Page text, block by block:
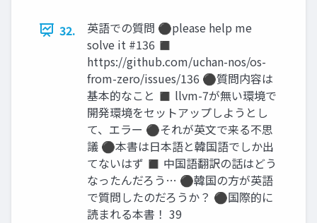
32.
英語での質問 ⚫please help me
solve it #136 ◼
https://github.com/uchan-nos/os-
from-zero/issues/136 ⚫質問内容は
基本的なこと ◼ llvm-7が無い環境で
開発環境をセットアップしようとし
て、エラー ⚫それが英文で来る不思
議 ⚫本書は日本語と韓国語でしか出
てないはず ◼ 中国語翻訳の話はどう
なったんだろう… ⚫韓国の方が英語
で質問したのだろうか？ ⚫国際的に
読まれる本書！ 39